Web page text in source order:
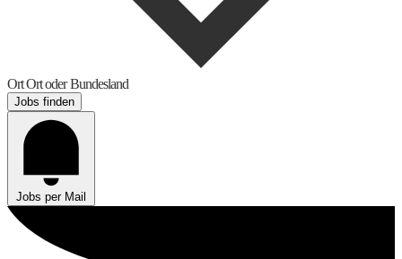
OrtOrt oder Bundesland
Jobs finden
Jobs per Mail